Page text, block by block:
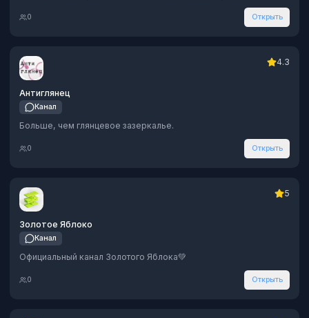
iYFkczBLoHa5EwmdNmgKeiC6tBN6_AdAYjmTNEwssmxHmE
0 Открыть
4.3
Антиглянец
Канал
Больше, чем глянцевое зазеркалье.
0 Открыть
5
Золотое Яблоко
Канал
Официальный канал Золотого Яблока💚
0 Открыть